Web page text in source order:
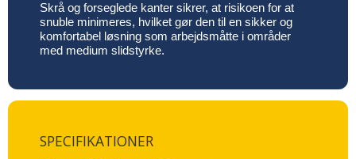
Skrå og forseglede kanter sikrer, at risikoen for at
snuble minimeres, hvilket gør den til en sikker og
komfortabel løsning som arbejdsmåtte i områder
med medium slidstyrke.
SPECIFIKATIONER